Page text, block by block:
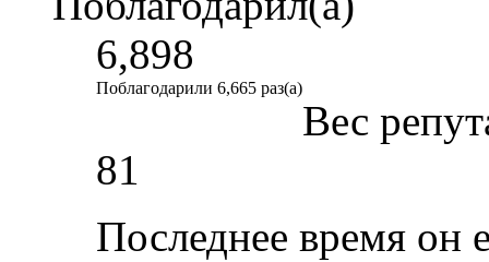
6,898
Поблагодарили 6,665 раз(а)
Вес
81
Последнее время